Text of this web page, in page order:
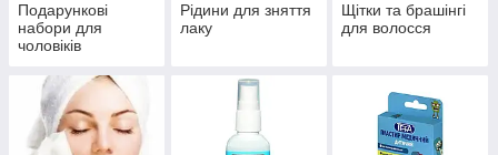
Подарункові
набори для
чоловіків
Рідини для зняття
лаку
Щітки та брашінгі
для волосся